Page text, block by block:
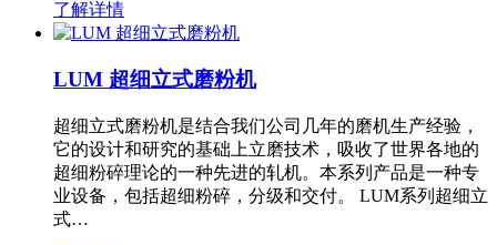
了解详情
LUM 超细立式磨粉机
超细立式磨粉机是结合我们公司几年的磨机生产经验，
它的设计和研究的基础上立磨技术，吸收了世界各地的
超细粉碎理论的一种先进的轧机。本系列产品是一种专
业设备，包括超细粉碎，分级和交付。 LUM系列超细立
式…